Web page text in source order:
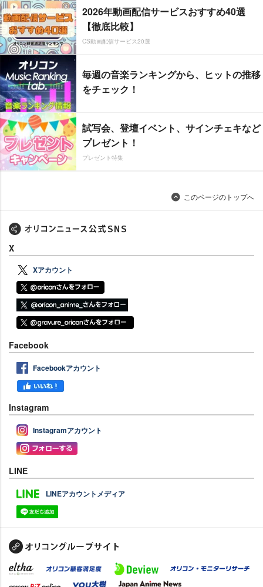
2026年動画配信サービスおすすめ40選
【徹底比較】
CS動画配信サービス20選
毎週の音楽ランキングから、ヒットの推移
をチェック！
試写会、登壇イベント、サインチェキなど
プレゼント！
プレゼント特集
このページのトップへ
X
Xアカウント
Facebook
Facebookアカウント
Instagram
Instagramアカウント
LINE
LINEアカウントメディア